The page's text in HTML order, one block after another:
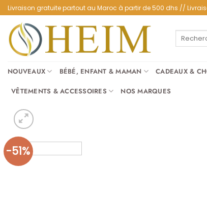
Passer
au
contenu
Livraison gratuite partout au Maroc à partir de 500 dhs //
Recherche
NOUVEAUX BÉBÉ, ENFANT & MAMAN CADEAUX &
VÊTEMENTS & ACCESSOIRES NOS MARQUES
-51%